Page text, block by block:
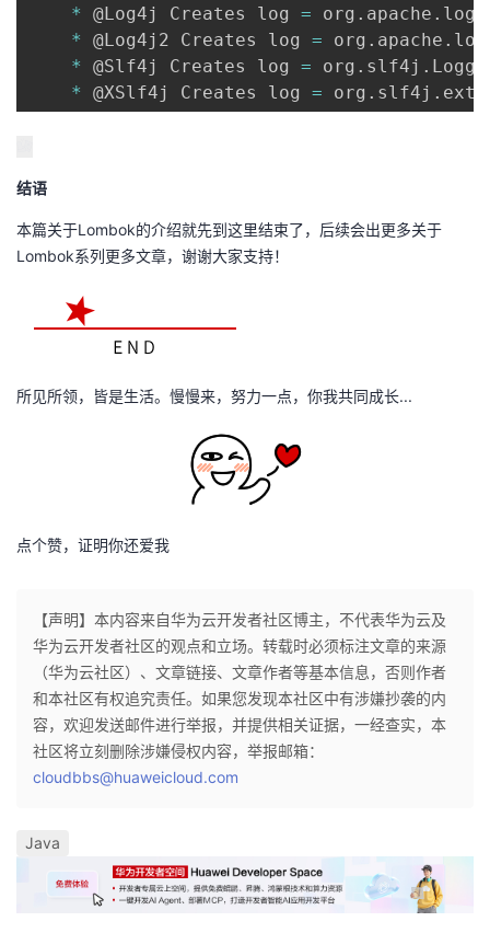
*
@Log4j Creates log = org . apache .
*
@Log4j2 Creates log = org . apache .
*
@Slf4j Creates log = org . slf4j .
*
@XSlf4j Creates log = org . slf4j . ext
结语
本篇关于Lombok的介绍就先到这里结束了，后续会出更多关于
Lombok系列更多文章，谢谢大家支持！
所见所领，皆是生活。慢慢来，努力一点，你我共同成长...
点个赞，证明你还爱我
【声明】本内容来自华为云开发者社区博主，不代表华为云及
华为云开发者社区的观点和立场。转载时必须标注文章的来源
（华为云社区）、文章链接、文章作者等基本信息，否则作者
和本社区有权追究责任。如果您发现本社区中有涉嫌抄袭的内
容，欢迎发送邮件进行举报，并提供相关证据，一经查实，本
社区将立刻删除涉嫌侵权内容，举报邮箱：
cloudbbs@huaweicloud.com
Java